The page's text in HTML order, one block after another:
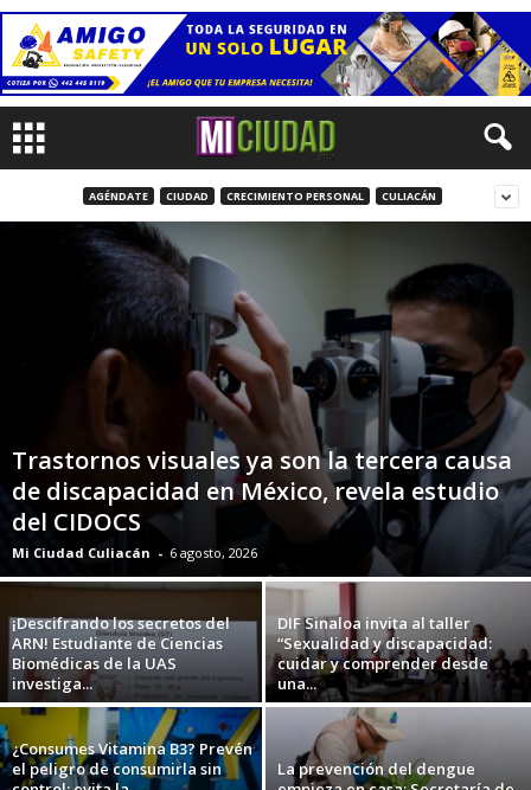
AGÉNDATE CIUDAD CRECIMIENTO PERSONAL CULIACÁN
Trastornos visuales ya son la tercera causa
de discapacidad en México, revela estudio
del CIDOCS
Mi Ciudad Culiacán - 6 agosto, 2026
¡Descifrando los secretos del
ARN! Estudiante de Ciencias
Biomédicas de la UAS
investiga...
DIF Sinaloa invita al taller
“Sexualidad y discapacidad:
cuidar y comprender desde
una...
¿Consumes Vitamina B3? Prevén
el peligro de consumirla sin
La prevención del dengue